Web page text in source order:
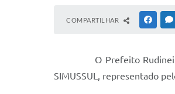
COMPARTILHAR
O Prefeito Rudinei
SIMUSSUL, representado